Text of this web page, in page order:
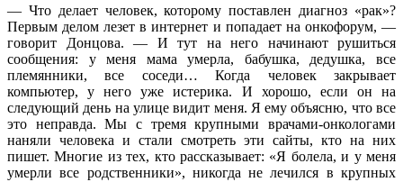
— Что делает человек, которому поставлен диагноз «рак»?
Первым делом лезет в интернет и попадает на онкофорум, —
говорит Донцова. — И тут на него начинают рушиться
сообщения: у меня мама умерла, бабушка, дедушка, все
племянники, все соседи… Когда человек закрывает
компьютер, у него уже истерика. И хорошо, если он на
следующий день на улице видит меня. Я ему объясню, что все
это неправда. Мы с тремя крупными врачами-онкологами
наняли человека и стали смотреть эти сайты, кто на них
пишет. Многие из тех, кто рассказывает: «Я болела, и у меня
умерли все родственники», никогда не лечился в крупных